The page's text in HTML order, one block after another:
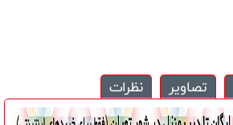
تصاویر نظرات